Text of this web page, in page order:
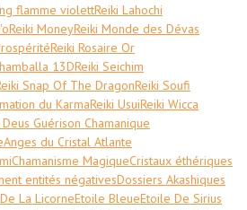
flamme violettReiki Lahochi
Reiki MoneyReiki Monde des Dévas
Reiki Rosaire Or
13DReiki Seichim
Snap Of The DragonReiki Soufi
du KarmaReiki UsuiReiki Wicca
Guérison Chamanique
Anges du Cristal Atlante
Chamanisme MagiqueCristaux éthériques
entités négativesDossiers Akashiques
La LicorneEtoile BleueEtoile De Sirius